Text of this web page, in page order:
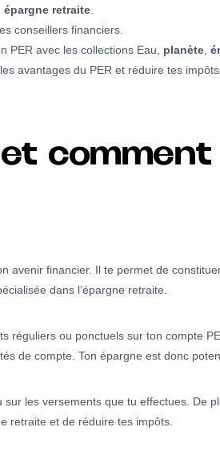
épargne retraite.
conseillers financiers.
PER avec les collections Eau, planète,
avantages du PER et réduire tes
et
avenir financier. Il te permet de
dans l’épargne retraite.
réguliers ou ponctuels sur ton compte
de compte. Ton épargne est donc
les versements que tu effectues. De
retraite et de réduire tes impôts.